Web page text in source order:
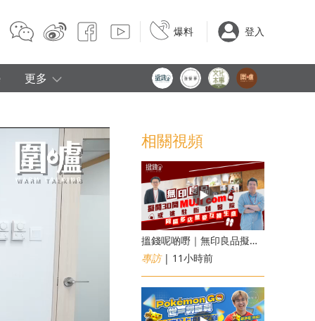
爆料 登入
更多
相關視頻
搵錢呢啲嘢｜無印良品擬開30間「MUJI com」 或進駐街舖醫院 同區多店無憂互搶生意
專訪| 11小時前